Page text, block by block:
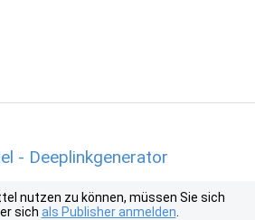
- Deeplinkgenerator
nutzen zu können, müssen Sie sich
sich als Publisher anmelden